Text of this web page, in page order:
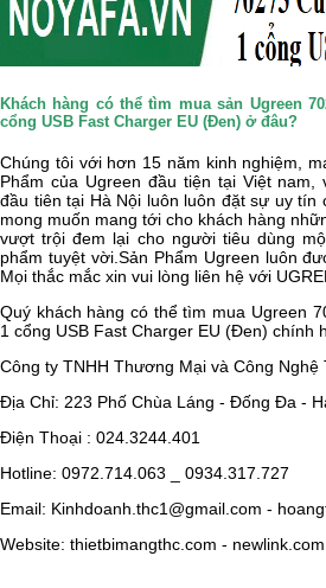
Khách hàng có thể tìm mua sản Ugreen
cổng USB Fast Charger EU (Đen) ở đâu?
Chúng tôi với hơn 15 năm kinh nghiệm,
Phẩm của Ugreen đầu tiện tại Việt nam,
đầu tiên tại Hà Nội luôn luôn đặt sự uy tín
mong muốn mang tới cho khách hàng
vượt trội đem lại cho người tiêu dùng
phẩm tuyệt vời.Sản Phẩm Ugreen luôn
Mọi thắc mắc xin vui lòng liên hệ với
Quý khách hàng có thể tìm mua Ugreen
1 cổng USB Fast Charger EU (Đen) chính
Công ty TNHH Thương Mại và Công Nghệ
Địa Chỉ: 223 Phố Chùa Láng - Đống Đa -
Điện Thoại : 024.3244.401
Hotline: 0972.714.063 _ 0934.317.727
Email: Kinhdoanh.thc1@gmail.com -
Website: thietbimangthc.com -